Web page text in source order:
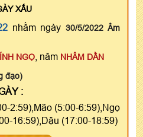
XẤU
nhằm ngày 30/5/2022 Âm
NGỌ , năm NHÂM DẦN
đạo)
:
2:59),Mão (5:00-6:59),Ngọ
16:59),Dậu (17:00-18:59)